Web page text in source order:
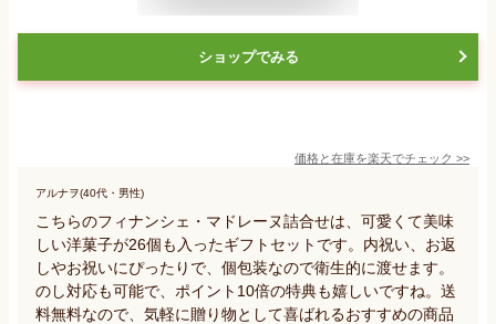
ショップでみる
価格と在庫を楽天でチェック >>
アルナヲ(40代・男性)
こちらのフィナンシェ・マドレーヌ詰合せは、可愛くて美味
しい洋菓子が26個も入ったギフトセットです。内祝い、お返
しやお祝いにぴったりで、個包装なので衛生的に渡せます。
のし対応も可能で、ポイント10倍の特典も嬉しいですね。送
料無料なので、気軽に贈り物として喜ばれるおすすめの商品